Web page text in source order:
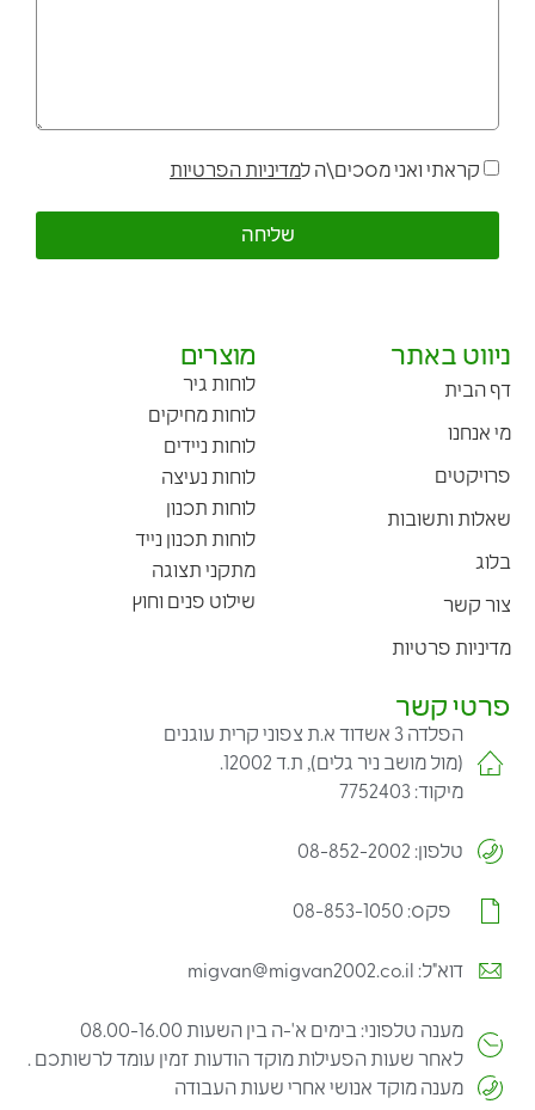
קראתי ואני מסכים\ה למדיניות הפרטיות
שליחה
ניווט באתר
דף הבית
מי אנחנו
פרויקטים
שאלות ותשובות
בלוג
צור קשר
מדיניות פרטיות
מוצרים
לוחות גיר
לוחות מחיקים
לוחות ניידים
לוחות נעיצה
לוחות תכנון
לוחות תכנון נייד
מתקני תצוגה
שילוט פנים וחוץ
פרטי קשר
הפלדה 3 אשדוד א.ת צפוני קרית עוגנים
(מול מושב ניר גלים), ת.ד 12002.
מיקוד: 7752403
טלפון: 08-852-2002
פקס: 08-853-1050
דוא"ל: migvan@migvan2002.co.il
מענה טלפוני: בימים א'-ה בין השעות 08.00-16.00
לאחר שעות הפעילות מוקד הודעות זמין עומד לרשותכם .
מענה מוקד אנושי אחרי שעות העבודה